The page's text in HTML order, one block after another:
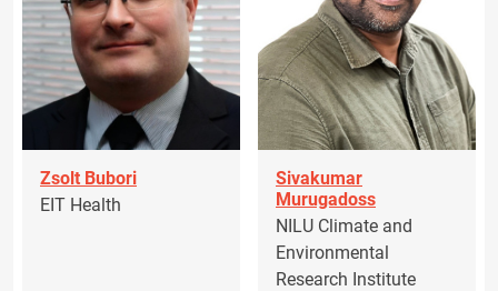
Zsolt Bubori
EIT Health
Sivakumar
Murugadoss
NILU Climate and
Environmental
Research Institute